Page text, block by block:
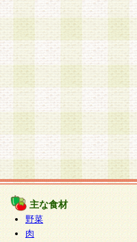
主な食材
野菜
肉